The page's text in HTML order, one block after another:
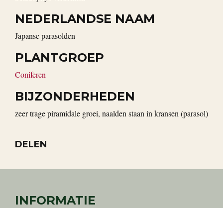
NEDERLANDSE NAAM
Japanse parasolden
PLANTGROEP
Coniferen
BIJZONDERHEDEN
zeer trage piramidale groei, naalden staan in kransen (parasol)
DELEN
INFORMATIE